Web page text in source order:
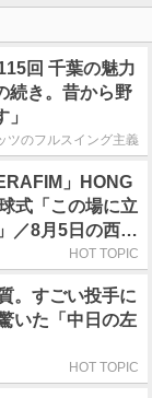
回 千葉の魅力
続き。昔から野
ツのフルスイング主義
」HONG
式「この場に立
／8月5日の西武
HOT TOPIC
。すごい投手に
いた「中日の左
HOT TOPIC